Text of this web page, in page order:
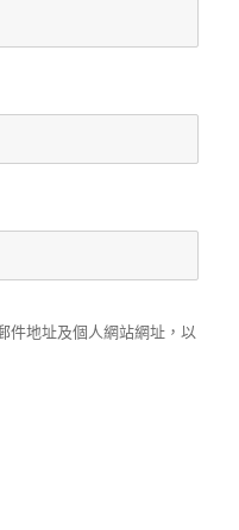
件地址及個人網站網址，以